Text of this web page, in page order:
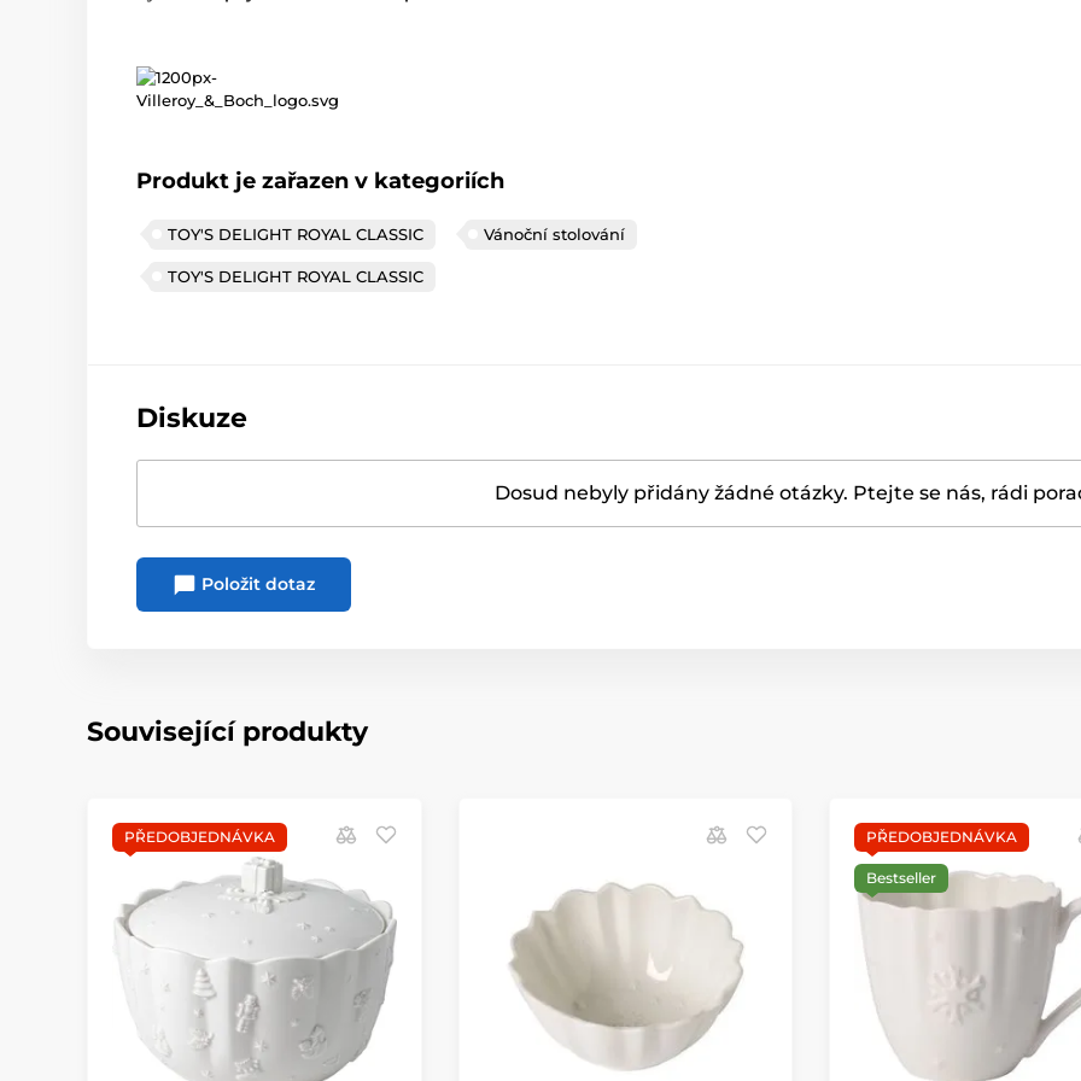
Produkt je zařazen v kategoriích
TOY'S DELIGHT ROYAL CLASSIC Vánoční stolování
TOY'S DELIGHT ROYAL CLASSIC
Diskuze
Dosud nebyly přidány žádné otázky. Ptejte se nás, rádi
Položit dotaz
Související produkty
PŘEDOBJEDNÁVKA PŘEDOBJEDNÁVKA
Bestseller